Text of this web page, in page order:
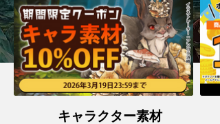
​キャラクター素材